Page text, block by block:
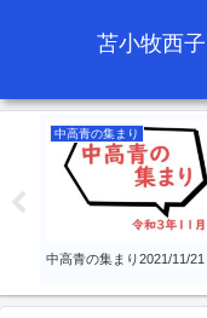
苫小牧西
中高青の集まり
中高青の集まり2021/11/21